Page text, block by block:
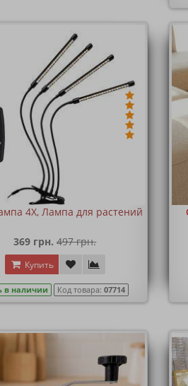
4X, Лампа для растений
369 грн. 497 грн.
Купить
в наличии Код товара:07714